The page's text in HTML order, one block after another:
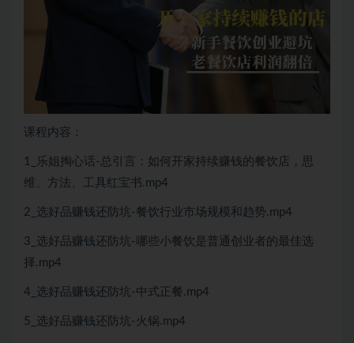
课程内容：
1_乐姐掏心话-总引言：如何开家持续赚钱的餐饮店，思
维、方法、工具红宝书.mp4
2_选好品赚钱还防坑-餐饮行业市场规模和趋势.mp4
3_选好品赚钱还防坑-哪些小餐饮是普通创业者的最佳选
择.mp4
4_选好品赚钱还防坑-中式正餐.mp4
5_选好品赚钱还防坑-火锅.mp4